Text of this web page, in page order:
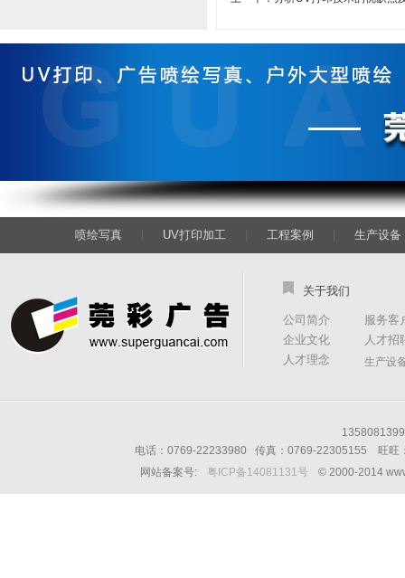
喷绘写真 UV打印加工 工程案例 生产设备
关于我们
公司简介
服务客
企业文化
人才招
人才理念
生产设
电话：0769-22233980 传真：0769-22305155 旺
网站备案号:
粤ICP备14081131号 © 2000-2014